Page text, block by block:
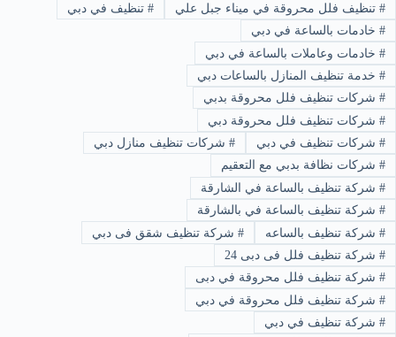
#تنظيف فلل محروقة في ميناء جبل علي #تنظيف في دبي
#خادمات بالساعة في دبي
#خادمات وعاملات بالساعة في دبي
#خدمة تنظيف المنازل بالساعات دبي
#شركات تنظيف فلل محروقة بدبي
#شركات تنظيف فلل محروقة دبي
#شركات تنظيف في دبي #شركات تنظيف منازل دبي
#شركات نظافة بدبي مع التعقيم
#شركة تنظيف بالساعة في الشارقة
#شركة تنظيف بالساعة في بالشارقة
#شركة تنظيف بالساعه #شركة تنظيف شقق فى دبي
#شركة تنظيف فلل فى دبى 24
#شركة تنظيف فلل محروقة في دبى
#شركة تنظيف فلل محروقة في دبي
#شركة تنظيف في دبي